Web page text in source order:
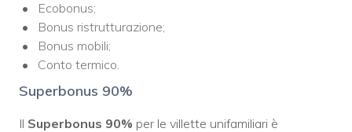
Ecobonus;
Bonus ristrutturazione;
Bonus mobili;
Conto termico.
Superbonus 90%
Il Superbonus 90% per le villette unifamiliari è